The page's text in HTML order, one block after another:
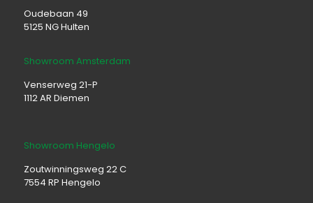
Oudebaan 49
5125 NG Hulten
Showroom Amsterdam
Venserweg 21-P
1112 AR Diemen
Showroom Hengelo
Zoutwinningsweg 22 C
7554 RP Hengelo